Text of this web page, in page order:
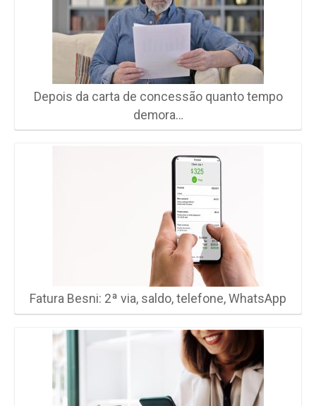
Depois da carta de concessão quanto tempo
demora…
Fatura Besni: 2ª via, saldo, telefone, WhatsApp